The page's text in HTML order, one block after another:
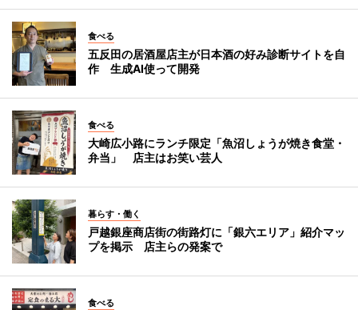
食べる
五反田の居酒屋店主が日本酒の好み診断サイトを自
作 生成AI使って開発
食べる
大崎広小路にランチ限定「魚沼しょうが焼き食堂・
弁当」 店主はお笑い芸人
暮らす・働く
戸越銀座商店街の街路灯に「銀六エリア」紹介マッ
プを掲示 店主らの発案で
食べる